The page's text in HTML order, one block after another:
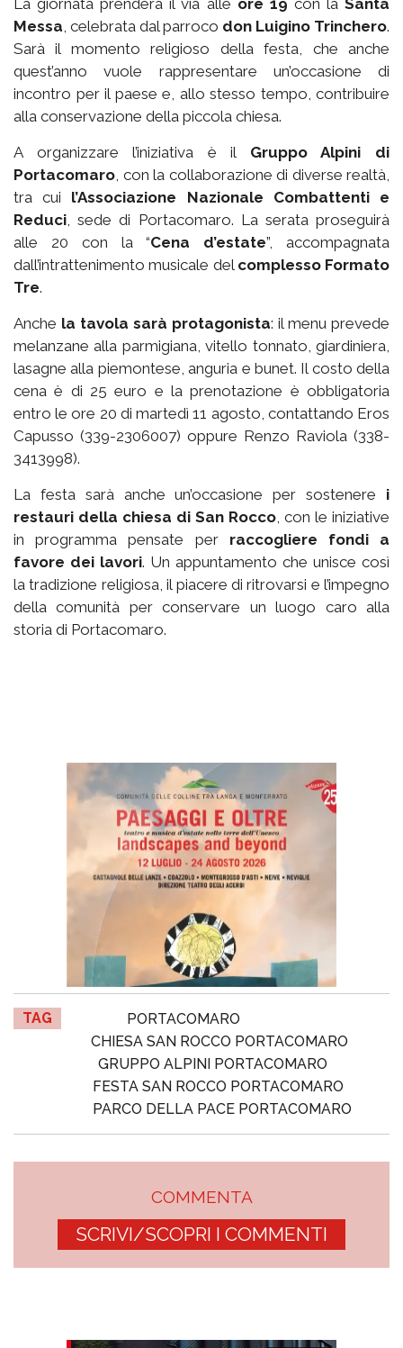
La giornata prenderà il via alle ore 19 con laSanta
Messa, celebrata dal parroco don Luigino Trinchero.
Sarà il momento religioso della festa, che anche
quest’anno vuole rappresentare un’occasione di
incontro per il paese e, allo stesso tempo, contribuire
alla conservazione della piccola chiesa.
A organizzare l’iniziativa è il Gruppo Alpini di
Portacomaro, con la collaborazione di diverse realtà,
tra cui l’Associazione Nazionale Combattenti e
Reduci, sede di Portacomaro. La serata proseguirà
alle 20 con la “Cena d’estate”, accompagnata
dall’intrattenimento musicale del complesso Formato
Tre.
Anche la tavola sarà protagonista: il menu prevede
melanzane alla parmigiana, vitello tonnato, giardiniera,
lasagne alla piemontese, anguria e bunet. Il costo della
cena è di 25 euro e la prenotazione è obbligatoria
entro le ore 20 di martedì 11 agosto, contattando Eros
Capusso (339-2306007) oppure Renzo Raviola (338-
3413998).
La festa sarà anche un’occasione per sostenere i
restauri della chiesa di San Rocco, con le iniziative
in programma pensate per raccogliere fondi a
favore dei lavori. Un appuntamento che unisce così
la tradizione religiosa, il piacere di ritrovarsi e l’impegno
della comunità per conservare un luogo caro alla
storia di Portacomaro.
TAG
PORTACOMARO
CHIESA SAN ROCCO PORTACOMARO
GRUPPO ALPINI PORTACOMARO
FESTA SAN ROCCO PORTACOMARO
PARCO DELLA PACE PORTACOMARO
COMMENTA
SCRIVI/SCOPRI I COMMENTI